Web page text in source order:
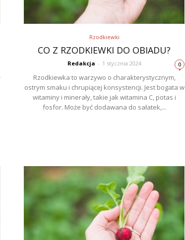
Rzodkiewki
CO Z RZODKIEWKI DO OBIADU?
Redakcja - 1 stycznia 2024 0
Rzodkiewka to warzywo o charakterystycznym,
ostrym smaku i chrupiącej konsystencji. Jest bogata w
witaminy i minerały, takie jak witamina C, potas i
fosfor. Może być dodawana do sałatek,...